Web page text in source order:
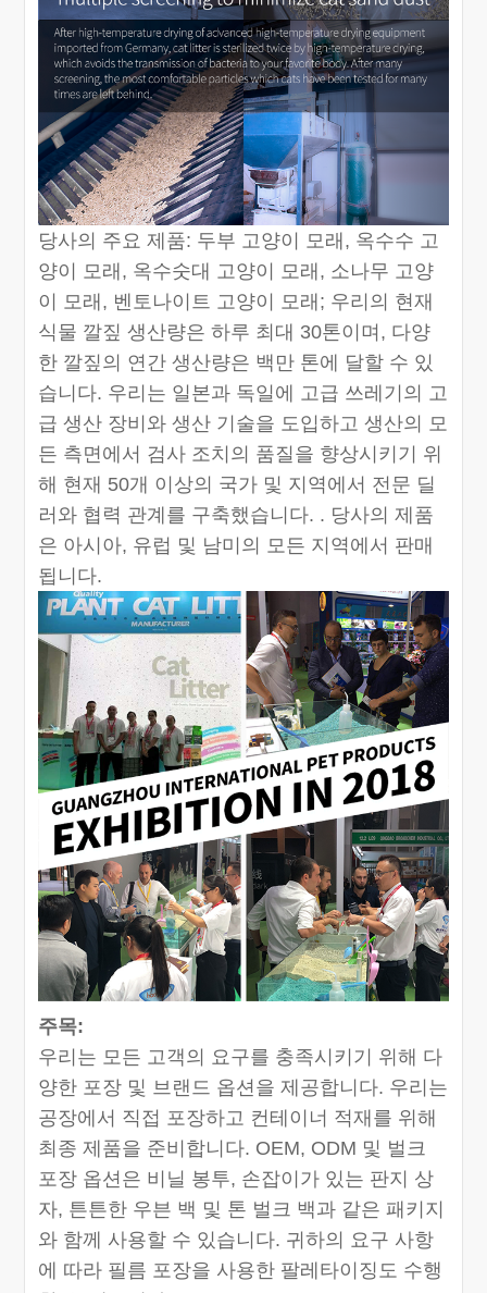
당사의 주요 제품: 두부 고양이 모래, 옥수수 고
양이 모래, 옥수숫대 고양이 모래, 소나무 고양
이 모래, 벤토나이트 고양이 모래; 우리의 현재
식물 깔짚 생산량은 하루 최대 30톤이며, 다양
한 깔짚의 연간 생산량은 백만 톤에 달할 수 있
습니다. 우리는 일본과 독일에 고급 쓰레기의 고
급 생산 장비와 생산 기술을 도입하고 생산의 모
든 측면에서 검사 조치의 품질을 향상시키기 위
해 현재 50개 이상의 국가 및 지역에서 전문 딜
러와 협력 관계를 구축했습니다. . 당사의 제품
은 아시아, 유럽 및 남미의 모든 지역에서 판매
됩니다.
주목:
우리는 모든 고객의 요구를 충족시키기 위해 다
양한 포장 및 브랜드 옵션을 제공합니다. 우리는
공장에서 직접 포장하고 컨테이너 적재를 위해
최종 제품을 준비합니다. OEM, ODM 및 벌크
포장 옵션은 비닐 봉투, 손잡이가 있는 판지 상
자, 튼튼한 우븐 백 및 톤 벌크 백과 같은 패키지
와 함께 사용할 수 있습니다. 귀하의 요구 사항
에 따라 필름 포장을 사용한 팔레타이징도 수행